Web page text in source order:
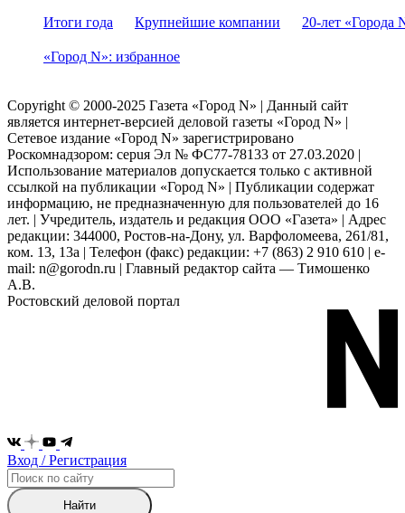
Итоги года Крупнейшие компании 20-лет «Города
«Город N»: избранное
Copyright © 2000-2025 Газета «Город N» | Данный сайт
является интернет-версией деловой газеты «Город N» |
Сетевое издание «Город N» зарегистрировано
Роскомнадзором: серuя Эл № ФС77-78133 от 27.03.2020 |
Использование материалов допускается только с активной
ссылкой на публикации «Город N» | Публикации содержат
информацию, не предназначенную для пользователей до 16
лет. | Учредитель, издатель и редакция ООО «Газета» | Адрес
редакции: 344000, Ростов-на-Дону, ул. Варфоломеева, 261/81,
ком. 13, 13а | Телефон (факс) редакции: +7 (863) 2 910 610 | e-
mail: n@gorodn.ru | Главный редактор сайта — Тимошенко
А.В.
Ростовский деловой портал
Вход / Регистрация
Найти